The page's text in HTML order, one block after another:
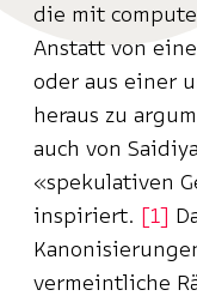
die mit
Anstatt von
oder aus einer
heraus zu
auch von
«spekulativen
inspiriert.
1
vermeintliche